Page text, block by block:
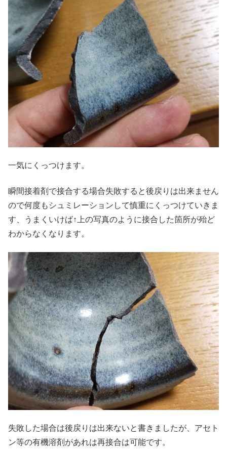
一気にくっつけます。
瞬間接着剤で接合する場合失敗すると後戻りは出来ません
ので何度もシュミレーションして慎重にくっつけていきま
す、うまくいけば↑上の写真のように接合した箇所が殆ど
わからなくなります。
失敗した場合は後戻りは出来ないと書きましたが、アセト
ン等の有機溶剤があれは再接合は可能です。